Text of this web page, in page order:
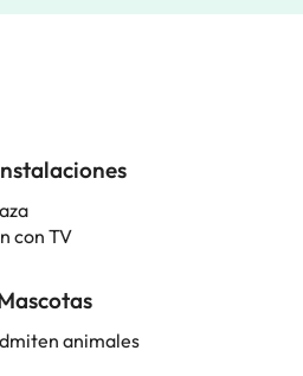
con TV
animales